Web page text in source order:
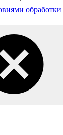
обработки